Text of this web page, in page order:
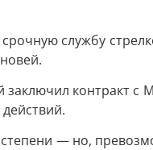
службу
заключил контракт
— но,